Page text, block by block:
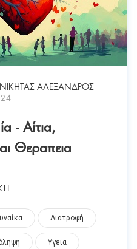
ΑΛΕΞΑΝΔΡΟΣ
- Αίτια,
Θεραπεια
Διατροφή
Υγεία